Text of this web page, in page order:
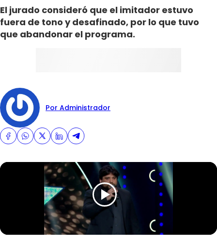
El jurado consideró que el imitador estuvo
fuera de tono y desafinado, por lo que tuvo
que abandonar el programa.
Por Administrador